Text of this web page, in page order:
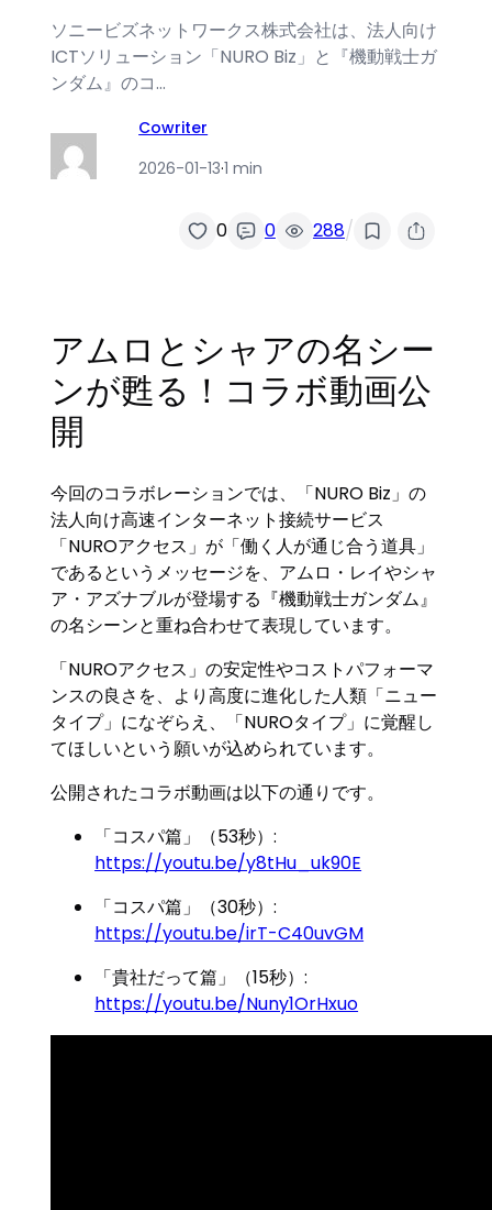
ソニービズネットワークス株式会社は、法人向け
ICTソリューション「NURO Biz」と『機動戦士ガ
ンダム』のコ…
Cowriter
2026-01-13·1 min
0 0 288/
アムロとシャアの名シー
ンが甦る！コラボ動画公
開
今回のコラボレーションでは、「NURO Biz」の
法人向け高速インターネット接続サービス
「NUROアクセス」が「働く人が通じ合う道具」
であるというメッセージを、アムロ・レイやシャ
ア・アズナブルが登場する『機動戦士ガンダム』
の名シーンと重ね合わせて表現しています。
「NUROアクセス」の安定性やコストパフォーマ
ンスの良さを、より高度に進化した人類「ニュー
タイプ」になぞらえ、「NUROタイプ」に覚醒し
てほしいという願いが込められています。
公開されたコラボ動画は以下の通りです。
「コスパ篇」（53秒）:
https://youtu.be/y8tHu_uk90E
「コスパ篇」（30秒）:
https://youtu.be/irT-C40uvGM
「貴社だって篇」（15秒）:
https://youtu.be/Nuny1OrHxuo